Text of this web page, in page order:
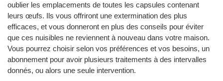
oublier les emplacements de toutes les capsules contenant
leurs œufs. Ils vous offriront une extermination des plus
efficaces, et vous donneront en plus des conseils pour éviter
que ces nuisibles ne reviennent à nouveau dans votre maison.
Vous pourrez choisir selon vos préférences et vos besoins, un
abonnement pour avoir plusieurs traitements à des intervalles
donnés, ou alors une seule intervention.